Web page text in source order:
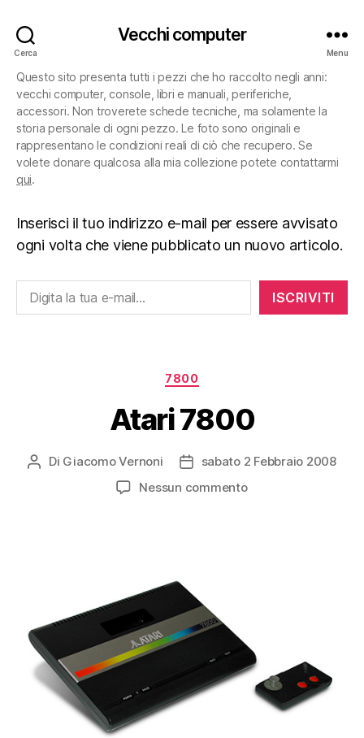
Cerca
Vecchi computer
Menu
Questo sito presenta tutti i pezzi che ho raccolto negli anni:
vecchi computer, console, libri e manuali, periferiche,
accessori. Non troverete schede tecniche, ma solamente la
storia personale di ogni pezzo. Le foto sono originali e
rappresentano le condizioni reali di ciò che recupero. Se
volete donare qualcosa alla mia collezione potete contattarmi
qui.
Inserisci il tuo indirizzo e-mail per essere avvisato
ogni volta che viene pubblicato un nuovo articolo.
Digita la tua e-mail...
ISCRIVITI
Categorie
7800
Atari 7800
Autore
Di Giacomo Vernoni
Datasabato 2 Febbraio 2008
Nessun commentosu